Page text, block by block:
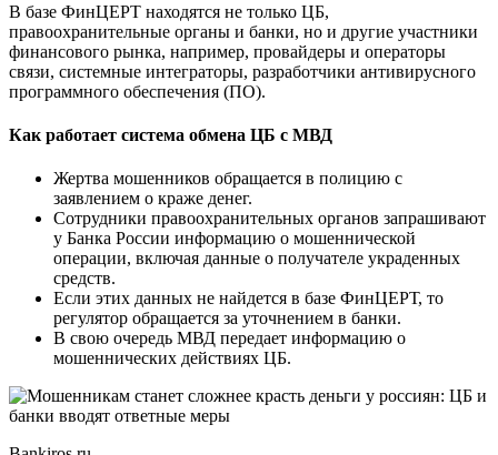
В базе ФинЦЕРТ находятся не только ЦБ,
правоохранительные органы и банки, но и другие участники
финансового рынка, например, провайдеры и операторы
связи, системные интеграторы, разработчики антивирусного
программного обеспечения (ПО).
Как работает система обмена ЦБ с МВД
Жертва мошенников обращается в полицию с
заявлением о краже денег.
Сотрудники правоохранительных органов запрашивают
у Банка России информацию о мошеннической
операции, включая данные о получателе украденных
средств.
Если этих данных не найдется в базе ФинЦЕРТ, то
регулятор обращается за уточнением в банки.
В свою очередь МВД передает информацию о
мошеннических действиях ЦБ.